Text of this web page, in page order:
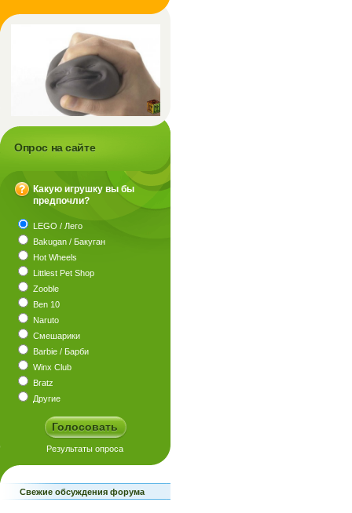
Опрос на сайте
Какую игрушку вы бы
предпочли?
LEGO / Лего
Bakugan / Бакуган
Hot Wheels
Littlest Pet Shop
Zooble
Ben 10
Naruto
Смешарики
Barbie / Барби
Winx Club
Bratz
Другие
Свежие обсуждения форума